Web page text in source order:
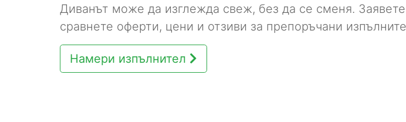
Диванът може да изглежда свеж, без да се сменя.
сравнете оферти, цени и отзиви за препоръчани
Намери изпълнител